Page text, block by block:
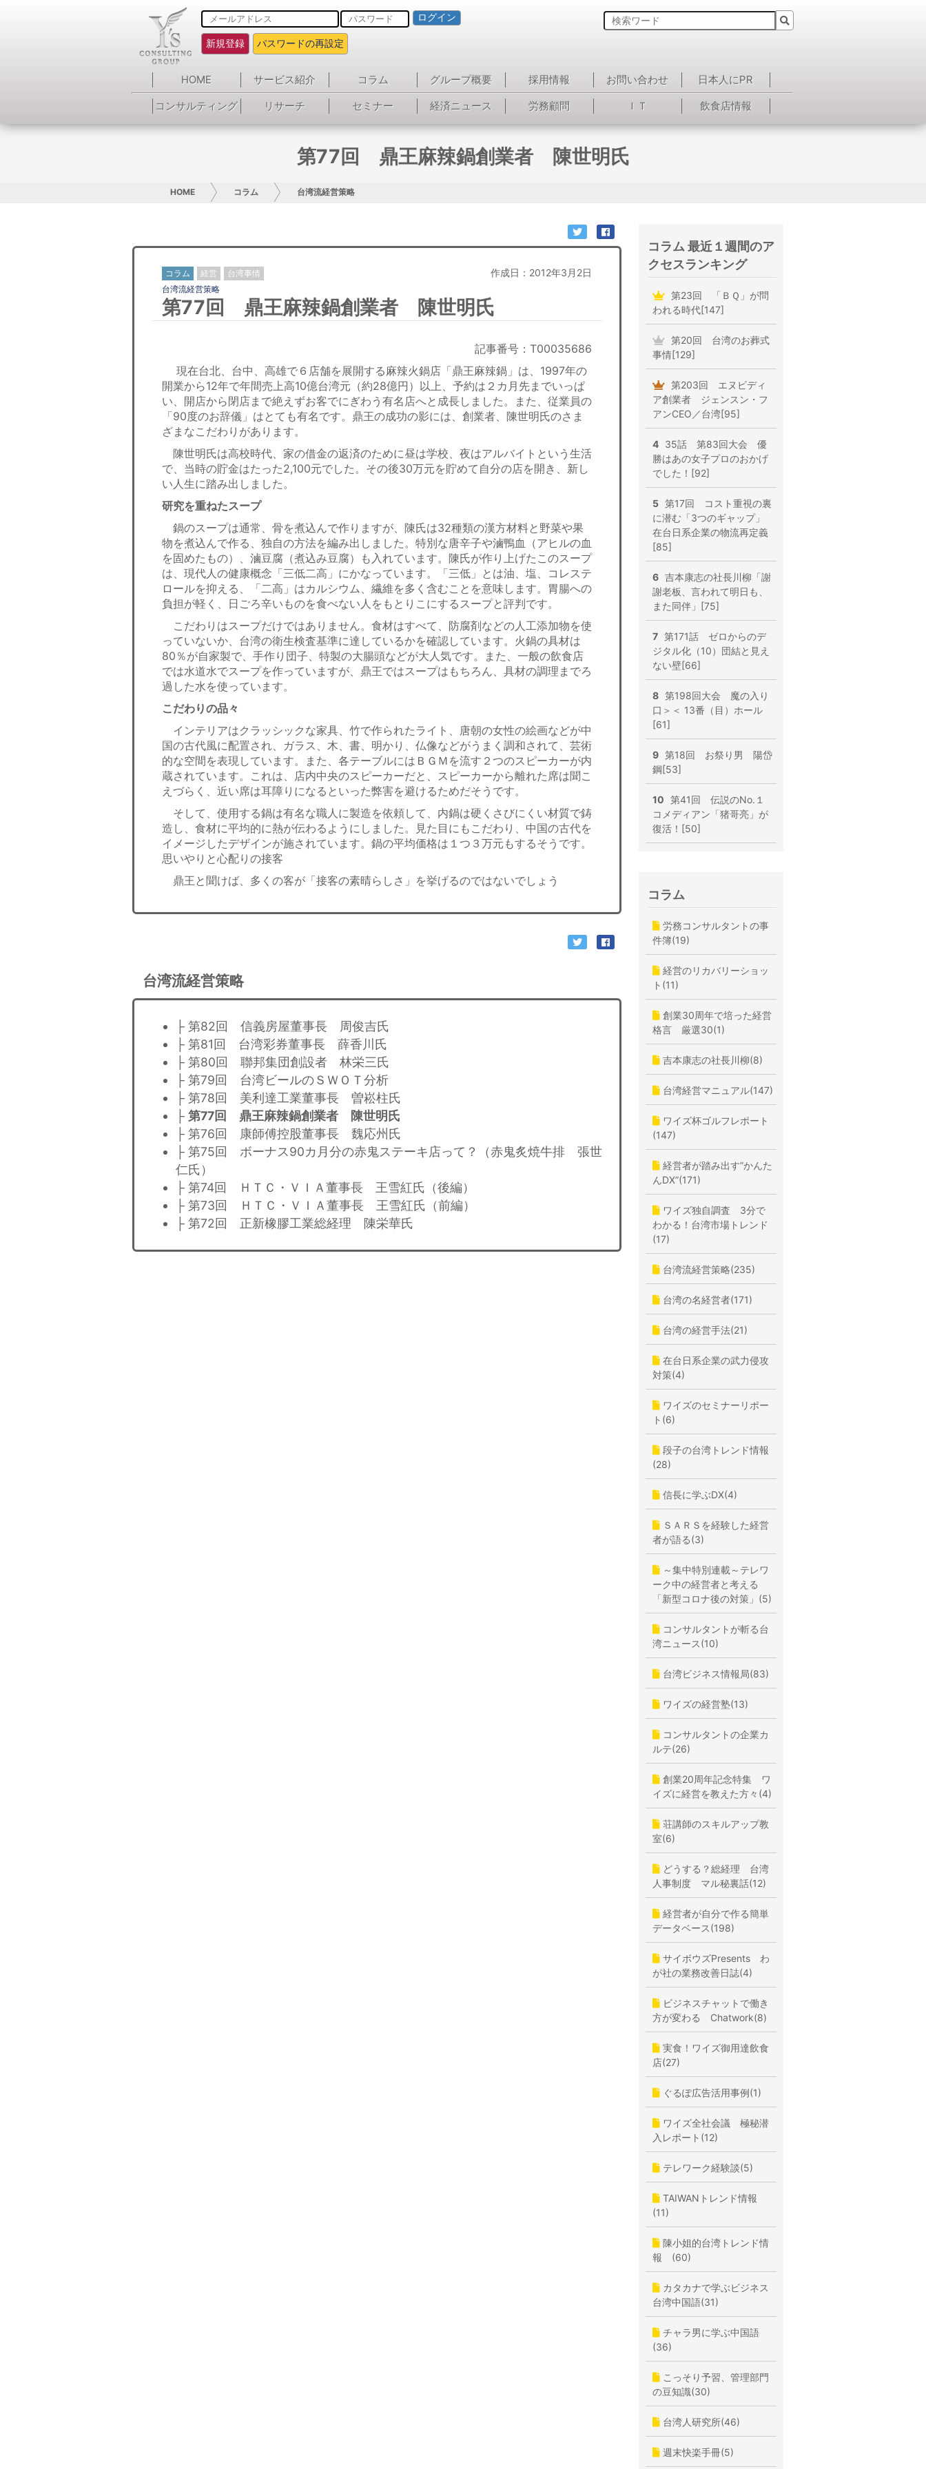
ログイン
新規登録 パスワードの再設定
HOME サービス紹介 コラム グループ概要 採用情報 お問い合わせ
日本人にPR
コンサルティング
リサーチ セミナー 経済ニュース 労務顧問 ＩＴ 飲食店情報
第77回 鼎王麻辣鍋創業者 陳世明氏
HOME コラム 台湾流経営策略
コラム 経営 台湾事情 作成日：2012年3月2日
台湾流経営策略
第77回 鼎王麻辣鍋創業者 陳世明氏
記事番号：T00035686
現在台北、台中、高雄で６店舗を展開する麻辣火鍋店「鼎王麻辣鍋」は、1997年の
開業から12年で年間売上高10億台湾元（約28億円）以上、予約は２カ月先までいっぱ
い、開店から閉店まで絶えずお客でにぎわう有名店へと成長しました。また、従業員の
「90度のお辞儀」はとても有名です。鼎王の成功の影には、創業者、陳世明氏のさま
ざまなこだわりがあります。
陳世明氏は高校時代、家の借金の返済のために昼は学校、夜はアルバイトという生活
で、当時の貯金はたった2,100元でした。その後30万元を貯めて自分の店を開き、新し
い人生に踏み出しました。
研究を重ねたスープ
鍋のスープは通常、骨を煮込んで作りますが、陳氏は32種類の漢方材料と野菜や果
物を煮込んで作る、独自の方法を編み出しました。特別な唐辛子や滷鴨血（アヒルの血
を固めたもの）、滷豆腐（煮込み豆腐）も入れています。陳氏が作り上げたこのスープ
は、現代人の健康概念「三低二高」にかなっています。「三低」とは油、塩、コレステ
ロールを抑える、「二高」はカルシウム、繊維を多く含むことを意味します。胃腸への
負担が軽く、日ごろ辛いものを食べない人をもとりこにするスープと評判です。
こだわりはスープだけではありません。食材はすべて、防腐剤などの人工添加物を使
っていないか、台湾の衛生検査基準に達しているかを確認しています。火鍋の具材は
80％が自家製で、手作り団子、特製の大腸頭などが大人気です。また、一般の飲食店
では水道水でスープを作っていますが、鼎王ではスープはもちろん、具材の調理までろ
過した水を使っています。
こだわりの品々
インテリアはクラッシックな家具、竹で作られたライト、唐朝の女性の絵画などが中
国の古代風に配置され、ガラス、木、書、明かり、仏像などがうまく調和されて、芸術
的な空間を表現しています。また、各テーブルにはＢＧＭを流す２つのスピーカーが内
蔵されています。これは、店内中央のスピーカーだと、スピーカーから離れた席は聞こ
えづらく、近い席は耳障りになるといった弊害を避けるためだそうです。
そして、使用する鍋は有名な職人に製造を依頼して、内鍋は硬くさびにくい材質で鋳
造し、食材に平均的に熱が伝わるようにしました。見た目にもこだわり、中国の古代を
イメージしたデザインが施されています。鍋の平均価格は１つ３万元もするそうです。
思いやりと心配りの接客
鼎王と聞けば、多くの客が「接客の素晴らしさ」を挙げるのではないでしょう
台湾流経営策略
├ 第82回 信義房屋董事長 周俊吉氏
├ 第81回 台湾彩券董事長 薛香川氏
├ 第80回 聯邦集団創設者 林栄三氏
├ 第79回 台湾ビールのＳＷＯＴ分析
├ 第78回 美利達工業董事長 曽崧柱氏
├ 第77回 鼎王麻辣鍋創業者 陳世明氏
├ 第76回 康師傅控股董事長 魏応州氏
├ 第75回 ボーナス90カ月分の赤鬼ステーキ店って？（赤鬼炙焼牛排 張世
仁氏）
├ 第74回 ＨＴＣ・ＶＩＡ董事長 王雪紅氏（後編）
├ 第73回 ＨＴＣ・ＶＩＡ董事長 王雪紅氏（前編）
├ 第72回 正新橡膠工業総経理 陳栄華氏
コラム 最近１週間のア
クセスランキング
第23回 「ＢＱ」が問
われる時代[147]
第20回 台湾のお葬式
事情[129]
第203回 エヌビディ
ア創業者 ジェンスン・フ
アンCEO／台湾[95]
4 35話 第83回大会 優
勝はあの女子プロのおかげ
でした！[92]
5 第17回 コスト重視の裏
に潜む「3つのギャップ」
在台日系企業の物流再定義
[85]
6 吉本康志の社長川柳「謝
謝老板、言われて明日も、
また同伴」[75]
7 第171話 ゼロからのデ
ジタル化（10）団結と見え
ない壁[66]
8 第198回大会 魔の入り
口＞＜ 13番（目）ホール
[61]
9 第18回 お祭り男 陽岱
鋼[53]
10 第41回 伝説のNo.１
コメディアン「猪哥亮」が
復活！[50]
コラム
労務コンサルタントの事
件簿(19)
経営のリカバリーショッ
ト(11)
創業30周年で培った経営
格言 厳選30(1)
吉本康志の社長川柳(8)
台湾経営マニュアル(147)
ワイズ杯ゴルフレポート
(147)
経営者が踏み出す”かんた
んDX”(171)
ワイズ独自調査 3分で
わかる！台湾市場トレンド
(17)
台湾流経営策略(235)
台湾の名経営者(171)
台湾の経営手法(21)
在台日系企業の武力侵攻
対策(4)
ワイズのセミナーリポー
ト(6)
段子の台湾トレンド情報
(28)
信長に学ぶDX(4)
ＳＡＲＳを経験した経営
者が語る(3)
～集中特別連載～テレワ
ーク中の経営者と考える
「新型コロナ後の対策」(5)
コンサルタントが斬る台
湾ニュース(10)
台湾ビジネス情報局(83)
ワイズの経営塾(13)
コンサルタントの企業カ
ルテ(26)
創業20周年記念特集 ワ
イズに経営を教えた方々(4)
荘講師のスキルアップ教
室(6)
どうする？総経理 台湾
人事制度 マル秘裏話(12)
経営者が自分で作る簡単
データベース(198)
サイボウズPresents わ
が社の業務改善日誌(4)
ビジネスチャットで働き
方が変わる Chatwork(8)
実食！ワイズ御用達飲食
店(27)
ぐるぽ広告活用事例(1)
ワイズ全社会議 極秘潜
入レポート(12)
テレワーク経験談(5)
TAIWANトレンド情報
(11)
陳小姐的台湾トレンド情
報 (60)
カタカナで学ぶビジネス
台湾中国語(31)
チャラ男に学ぶ中国語
(36)
こっそり予習、管理部門
の豆知識(30)
台湾人研究所(46)
週末快楽手冊(5)